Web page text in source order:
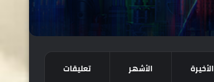
الأخيرة الأشهر تعليقات